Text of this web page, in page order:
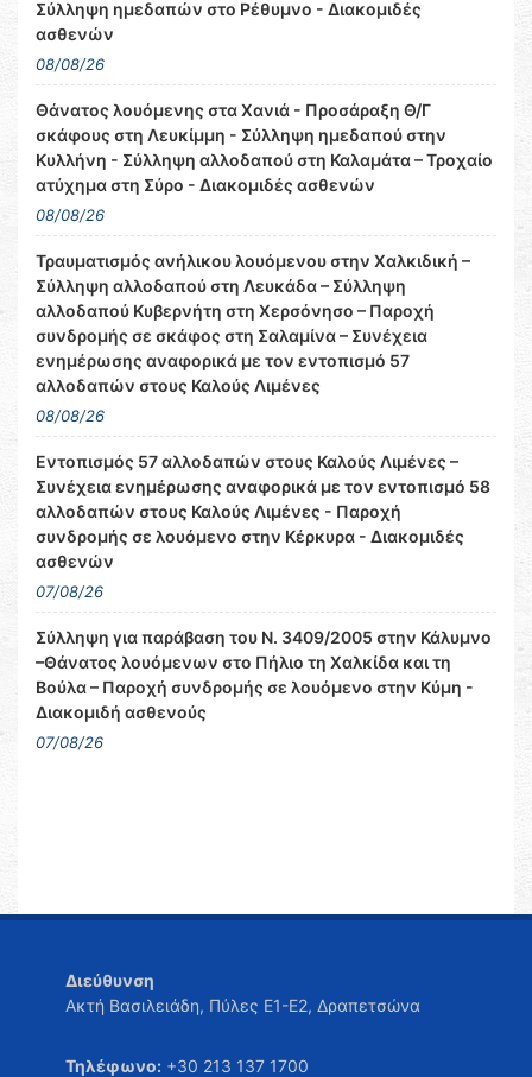
Σύλληψη ημεδαπών στο Ρέθυμνο - Διακομιδές
ασθενών
08/08/26
Θάνατος λουόμενης στα Χανιά - Προσάραξη Θ/Γ
σκάφους στη Λευκίμμη - Σύλληψη ημεδαπού στην
Κυλλήνη - Σύλληψη αλλοδαπού στη Καλαμάτα – Τροχαίο
ατύχημα στη Σύρο - Διακομιδές ασθενών
08/08/26
Τραυματισμός ανήλικου λουόμενου στην Χαλκιδική –
Σύλληψη αλλοδαπού στη Λευκάδα – Σύλληψη
αλλοδαπού Κυβερνήτη στη Χερσόνησο – Παροχή
συνδρομής σε σκάφος στη Σαλαμίνα – Συνέχεια
ενημέρωσης αναφορικά με τον εντοπισμό 57
αλλοδαπών στους Καλούς Λιμένες
08/08/26
Εντοπισμός 57 αλλοδαπών στους Καλούς Λιμένες –
Συνέχεια ενημέρωσης αναφορικά με τον εντοπισμό 58
αλλοδαπών στους Καλούς Λιμένες - Παροχή
συνδρομής σε λουόμενο στην Κέρκυρα - Διακομιδές
ασθενών
07/08/26
Σύλληψη για παράβαση του Ν. 3409/2005 στην Κάλυμνο
–Θάνατος λουόμενων στο Πήλιο τη Χαλκίδα και τη
Βούλα – Παροχή συνδρομής σε λουόμενο στην Κύμη -
Διακομιδή ασθενούς
07/08/26
Διεύθυνση
Ακτή Βασιλειάδη, Πύλες Ε1-Ε2, Δραπετσώνα
Τηλέφωνο: +30 213 137 1700